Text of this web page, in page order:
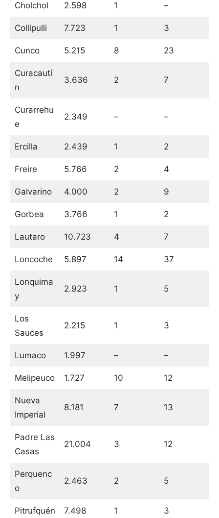
Cholchol 2.598 1 –
Collipulli 7.723 1 3
Cunco 5.215 8 23
Curacautí
n
3.636 2 7
Curarrehu
e
2.349 – –
Ercilla 2.439 1 2
Freire 5.766 2 4
Galvarino 4.000 2 9
Gorbea 3.766 1 2
Lautaro 10.723 4 7
Loncoche 5.897 14 37
Lonquima
y
2.923 1 5
Los
Sauces
2.215 1 3
Lumaco 1.997 – –
Melipeuco 1.727 10 12
Nueva
Imperial
8.181 7 13
Padre Las
Casas
21.004 3 12
Perquenc
o
2.463 2 5
Pitrufquén 7.498 1 3